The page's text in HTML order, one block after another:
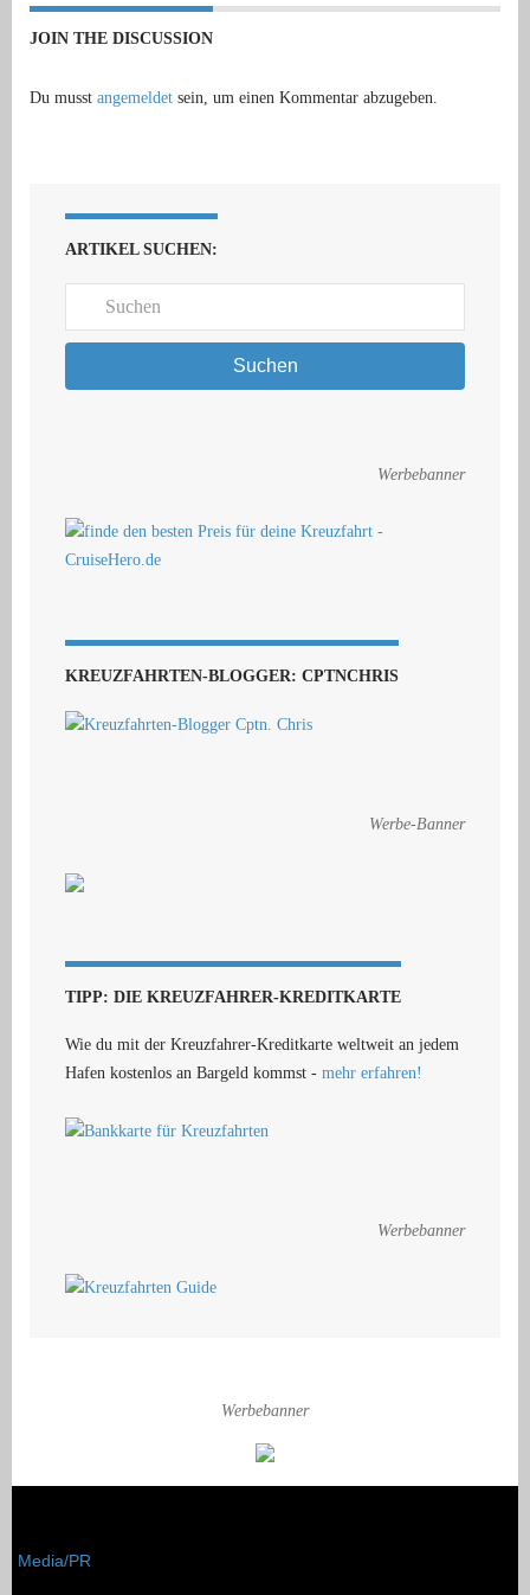
JOIN THE DISCUSSION
Du musst angemeldet sein, um einen Kommentar abzugeben.
ARTIKEL SUCHEN:
Suchen
Werbebanner
KREUZFAHRTEN-BLOGGER: CPTNCHRIS
Werbe-Banner
TIPP: DIE KREUZFAHRER-KREDITKARTE
Wie du mit der Kreuzfahrer-Kreditkarte weltweit an jedem
Hafen kostenlos an Bargeld kommst - mehr erfahren!
Werbebanner
Werbebanner
Media/PR